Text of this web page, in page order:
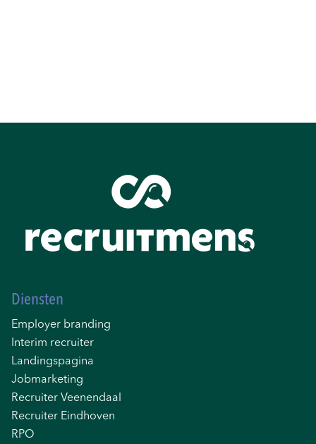
Diensten
Employer branding
Interim recruiter
Landingspagina
Jobmarketing
Recruiter Veenendaal
Recruiter Eindhoven
RPO